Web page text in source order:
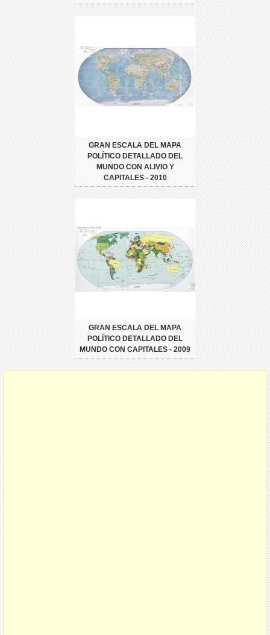
GRAN ESCALA DEL MAPA
POLÍTICO DETALLADO DEL
MUNDO CON ALIVIO Y
CAPITALES - 2010
GRAN ESCALA DEL MAPA
POLÍTICO DETALLADO DEL
MUNDO CON CAPITALES - 2009